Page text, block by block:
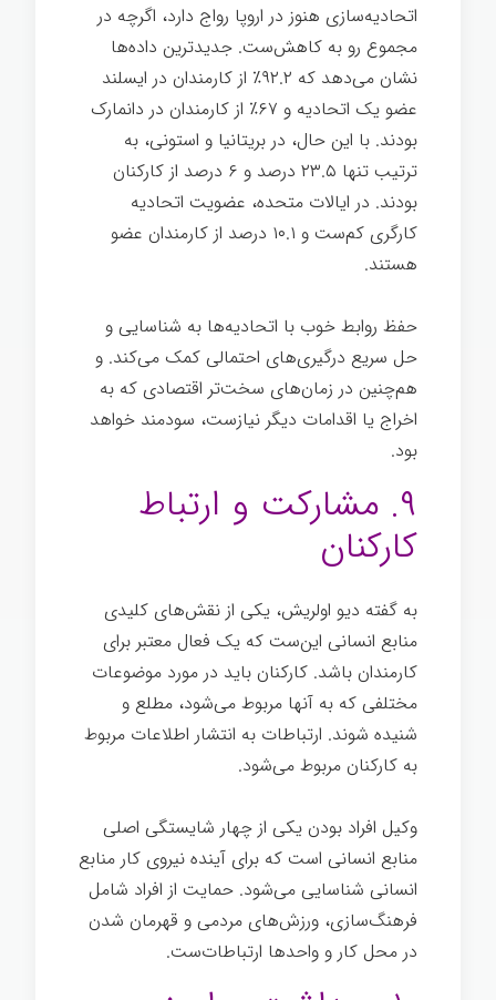
اتحادیه‌سازی هنوز در اروپا رواج دارد، اگرچه در
مجموع رو به کاهش‌ست. جدیدترین داده‌ها
نشان می‌دهد که ۹۲.۲٪ از کارمندان در ایسلند
عضو یک اتحادیه و ۶۷٪ از کارمندان در دانمارک
بودند. با این حال، در بریتانیا و استونی، به
ترتیب تنها ۲۳.۵ درصد و ۶ درصد از کارکنان
بودند. در ایالات متحده، عضویت اتحادیه
کارگری کم‌ست و ۱۰.۱ درصد از کارمندان عضو
هستند.
حفظ روابط خوب با اتحادیه‌ها به شناسایی و
حل سریع درگیری‌های احتمالی کمک می‌کند. و
هم‌چنین در زمان‌های سخت‌تر اقتصادی که به
اخراج یا اقدامات دیگر نیازست، سودمند خواهد
بود.
۹. مشارکت و ارتباط
کارکنان
به گفته دیو اولریش، یکی از نقش‌های کلیدی
منابع انسانی این‌ست که یک فعال معتبر برای
کارمندان باشد. کارکنان باید در مورد موضوعات
مختلفی که به آنها مربوط می‌شود، مطلع و
شنیده شوند. ارتباطات به انتشار اطلاعات مربوط
به کارکنان مربوط می‌شود.
وکیل افراد بودن یکی از چهار شایستگی اصلی
منابع انسانی است که برای آینده نیروی کار منابع
انسانی شناسایی می‌شود. حمایت از افراد شامل
فرهنگ‌سازی، ورزش‌های مردمی و قهرمان شدن
در محل کار و واحدها ارتباطات‌ست.